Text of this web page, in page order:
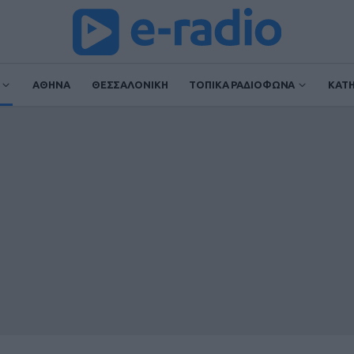
ΑΘΗΝΑ ΘΕΣΣΑΛΟΝΙΚΗ ΤΟΠΙΚΑ ΡΑΔΙΟΦΩΝΑ